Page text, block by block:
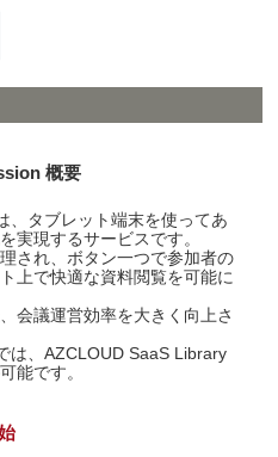
概要
、タブレット端末を使ってあ
実現するサービスです。
され、ボタン一つで参加者の
上で快適な資料閲覧を可能に
会議運営効率を大きく向上さ
は、AZCLOUD SaaS Library
能です。